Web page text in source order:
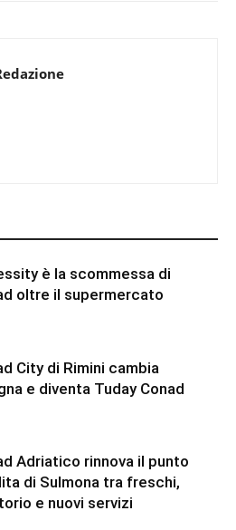
è la scommessa di
oltre il supermercato
City di Rimini cambia
e diventa Tuday Conad
Adriatico rinnova il punto
di Sulmona tra freschi,
e nuovi servizi